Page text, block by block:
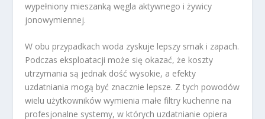
wypełniony mieszanką węgla aktywnego i żywicy
jonowymiennej.
W obu przypadkach woda zyskuje lepszy smak i zapach.
Podczas eksploatacji może się okazać, że koszty
utrzymania są jednak dość wysokie, a efekty
uzdatniania mogą być znacznie lepsze. Z tych powodów
wielu użytkowników wymienia małe filtry kuchenne na
profesjonalne systemy, w których uzdatnianie opiera